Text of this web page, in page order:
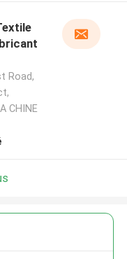
Road,
CHINE